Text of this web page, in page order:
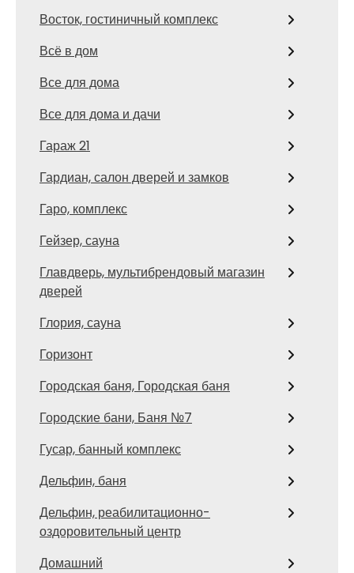
Восток, гостиничный комплекс
Всё в дом
Все для дома
Все для дома и дачи
Гараж 21
Гардиан, салон дверей и замков
Гаро, комплекс
Гейзер, сауна
Главдверь, мультибрендовый магазин
дверей
Глория, сауна
Горизонт
Городская баня, Городская баня
Городские бани, Баня №7
Гусар, банный комплекс
Дельфин, баня
Дельфин, реабилитационно-
оздоровительный центр
Домашний